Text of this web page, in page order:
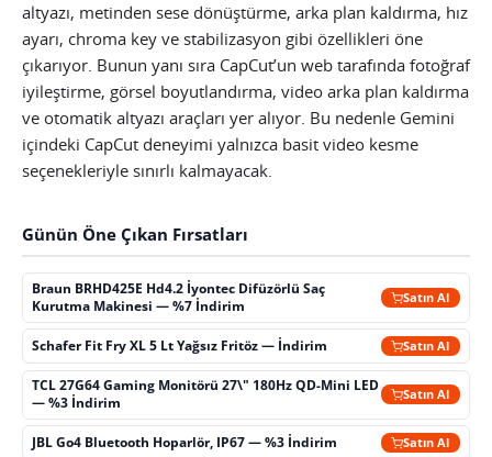
altyazı, metinden sese dönüştürme, arka plan kaldırma, hız
ayarı, chroma key ve stabilizasyon gibi özellikleri öne
çıkarıyor. Bunun yanı sıra CapCut’un web tarafında fotoğraf
iyileştirme, görsel boyutlandırma, video arka plan kaldırma
ve otomatik altyazı araçları yer alıyor. Bu nedenle Gemini
içindeki CapCut deneyimi yalnızca basit video kesme
seçenekleriyle sınırlı kalmayacak.
Günün Öne Çıkan Fırsatları
Braun BRHD425E Hd4.2 İyontec Difüzörlü Saç
Kurutma Makinesi — %7 İndirim
Satın Al
Schafer Fit Fry XL 5 Lt Yağsız Fritöz — İndirim Satın Al
TCL 27G64 Gaming Monitörü 27\" 180Hz QD-Mini LED
— %3 İndirim
Satın Al
JBL Go4 Bluetooth Hoparlör, IP67 — %3 İndirim Satın Al